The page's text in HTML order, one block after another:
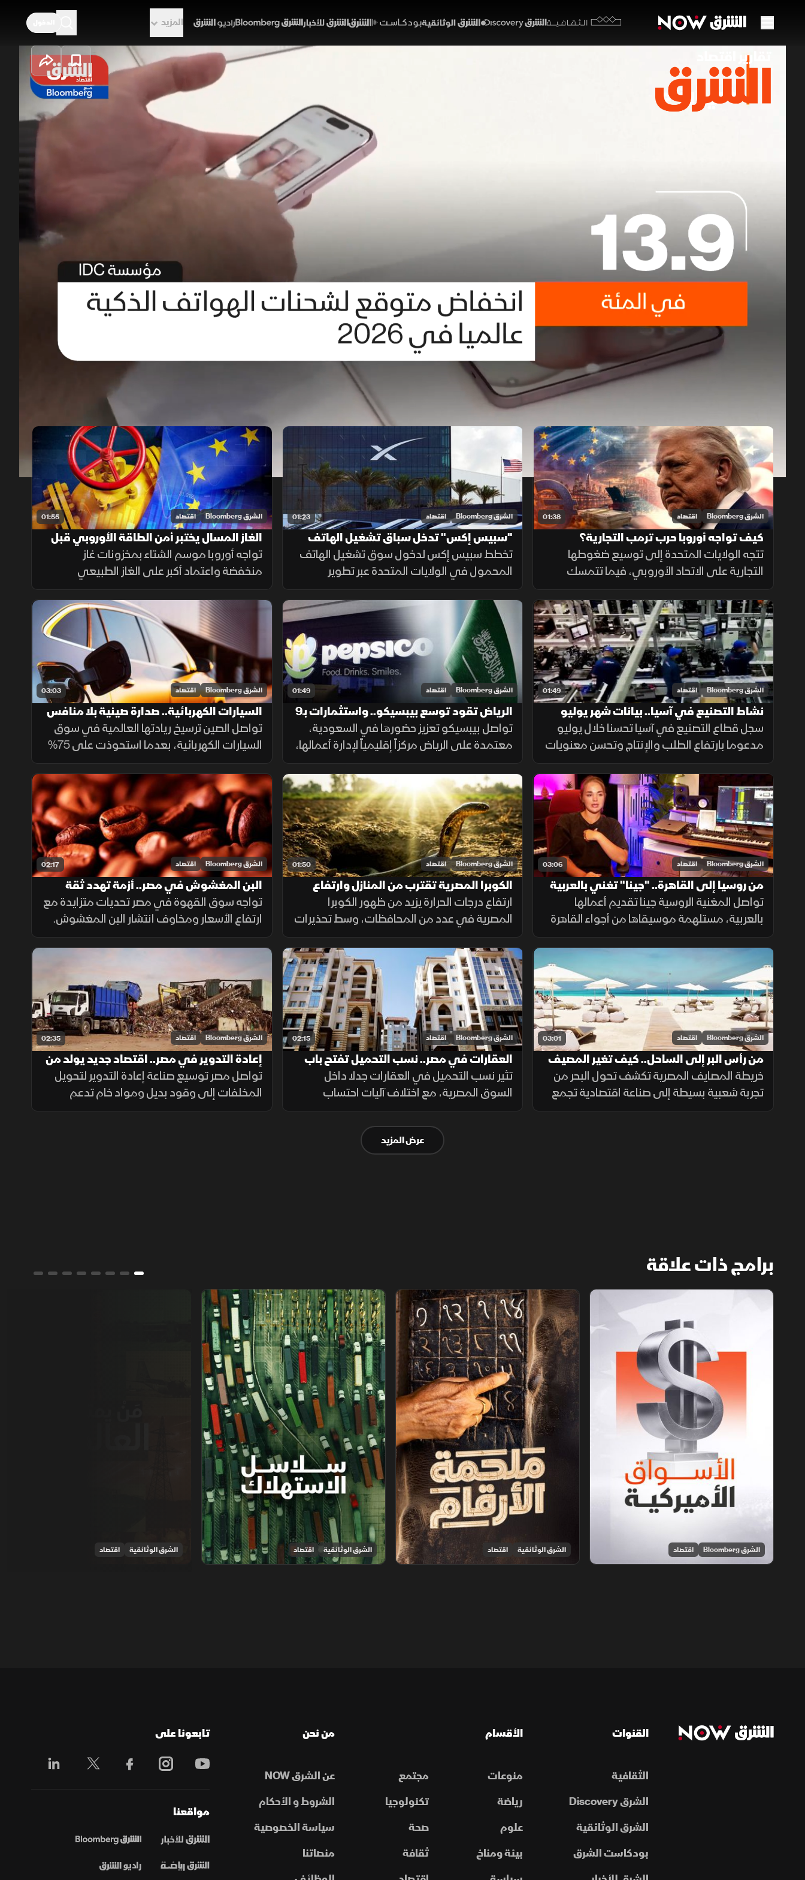
الثقافية
المزيد
00:12/01:48 1x auto
سوق الهواتف الذكية.. تحديات جديدة وبحث عن
يشهد سوق الهواتف الذكية تغيرات متسارعة مع توقعات بانخفاض الشحنات العالمية وارتفاع متوسط أسعار
الأجهزة إلى مستويات قياسية. وفي وقت تواجه فيه الأسواق الناشئة ضغوطا أكبر، تبرز الهواتف القابلة للطي
كأحد أسرع القطاعات نموا، مدعومة بالتطورات التقنية وإطلاق نماذج جديدة خلال الفترة المقبلة.
حلقات الموسم 2026
01:38 الشرق Bloomberg اقتصاد
كيف تواجه أوروبا حرب ترمب التجارية؟
تتجه الولايات المتحدة إلى توسيع ضغوطها
التجارية على الاتحاد الأوروبي، فيما تتمسك
بروكسل بالحوار وتجنب التصعيد، مع استمرار
الخلافات حول التكنولوجيا والأدوية ومستقبل
العلاقات الاقتصادية.
01:23 الشرق Bloomberg اقتصاد
"سبيس إكس" تدخل سباق تشغيل الهاتف
المحمول وتراهن على "ستارلينك"
تخطط سبيس إكس لدخول سوق تشغيل الهاتف
المحمول في الولايات المتحدة عبر تطوير
ستارلينك ببنية تحتية أرضية. ويتطلب المشروع
استثمارات ضخمة وأبراجًا وطيفًا تردديًا، وسط
رفض شركات الاتصالات إتاحة شبكاتها لها.
01:55 الشرق Bloomberg اقتصاد
الغاز المسال يختبر أمن الطاقة الأوروبي قبل
الشتاء
تواجه أوروبا موسم الشتاء بمخزونات غاز
منخفضة واعتماد أكبر على الغاز الطبيعي
المسال، وسط منافسة متزايدة مع آسيا على
الشحنات، ما يعزز احتمالات ارتفاع تكاليف الطاقة.
01:49 الشرق Bloomberg اقتصاد
نشاط التصنيع في آسيا.. بيانات شهر يوليو
سجل قطاع التصنيع في آسيا تحسنا خلال يوليو
مدعوما بارتفاع الطلب والإنتاج وتحسن معنويات
الشركات، في حين جاءت الصين على خلاف الاتجاه
مع استمرار انكماش نشاط المصانع.
01:49 الشرق Bloomberg اقتصاد
الرياض تقود توسع بيبسيكو.. واستثمارات بـ9
مليارات ريال
تواصل بيبسيكو تعزيز حضورها في السعودية،
معتمدة على الرياض مركزاً إقليمياً لإدارة أعمالها،
مدعومة باستثمارات كبيرة وخطط للتوسع
والابتكار.
03:03 الشرق Bloomberg اقتصاد
السيارات الكهربائية.. صدارة صينية بلا منافس
تواصل الصين ترسيخ ريادتها العالمية في سوق
السيارات الكهربائية، بعدما استحوذت على 75%
من الإنتاج و63% من المبيعات العالمية خلال
2025، مع استمرار تفوق شركاتها وعلى رأسها
"BYD" التي تجاوزت "تسلا".
03:06 الشرق Bloomberg اقتصاد
من روسيا إلى القاهرة.. "جينا" تغني بالعربية
تواصل المغنية الروسية جينا تقديم أعمالها
بالعربية، مستلهمة موسيقاها من أجواء القاهرة
والأغنية المصرية، رغم صعوبة اللغة، ساعية
لإصدار ألبوم كامل وبناء قاعدة جماهيرية داخل
مصر.
01:50 الشرق Bloomberg اقتصاد
الكوبرا المصرية تقترب من المنازل وارتفاع
الحرارة يفاقم الخطر
ارتفاع درجات الحرارة يزيد من ظهور الكوبرا
المصرية في عدد من المحافظات، وسط تحذيرات
صحية وتأكيدات بتوافر المصل وإجراءات للحد من
انتشارها.
02:17 الشرق Bloomberg اقتصاد
البن المغشوش في مصر.. أزمة تهدد ثقة
المستهلكين
تواجه سوق القهوة في مصر تحديات متزايدة مع
ارتفاع الأسعار ومخاوف انتشار البن المغشوش.
وتواصل الجهات الرقابية فحص الشحنات
المستوردة، فيما ينصح مختصون بشراء البن من
مصادر موثوقة لضمان الجودة.
03:01 الشرق Bloomberg اقتصاد
من رأس البر إلى الساحل.. كيف تغير المصيف
المصري؟
خريطة المصايف المصرية تكشف تحول البحر من
تجربة شعبية بسيطة إلى صناعة اقتصادية تجمع
السياحة بالعقارات والترفيه والخدمات الفاخرة.
02:15 الشرق Bloomberg اقتصاد
العقارات في مصر.. نسب التحميل تفتح باب
الجدل من جديد
تثير نسب التحميل في العقارات جدلا داخل
السوق المصرية، مع اختلاف آليات احتساب
المساحات المشتركة بين المشروعات. ويطالب
المشترون بمزيد من الشفافية عن المساحة
الصافية قبل التعاقد، بما يضمن وضوح التكلفة.
02:35 الشرق Bloomberg اقتصاد
إعادة التدوير في مصر.. اقتصاد جديد يولد من
قلب المخلفات
تواصل مصر توسيع صناعة إعادة التدوير لتحويل
المخلفات إلى وقود بديل ومواد خام تدعم
الصناعة والزراعة، في ظل تنامي الاستثمارات
عرض المزيد
برامج ذات علاقة
الأسواق الأميركية
الشرق Bloomberg اقتصاد
ملحمة الأرقام
الشرق الوثائقية اقتصاد
سلاسل الاستهلاك
الشرق الوثائقية اقتصاد الشرق الوثائقية اقتصاد
القنوات
الثقافية
الشرق Discovery
الشرق الوثائقية
بودكاست الشرق
الأقسام
منوعات
مجتمع
رياضة
تكنولوجيا
علوم
صحة
بيئة ومناخ
ثقافة
من نحن
عن الشرق NOW
الشروط و الأحكام
سياسة الخصوصية
منصاتنا
تابعونا على
مواقعنا